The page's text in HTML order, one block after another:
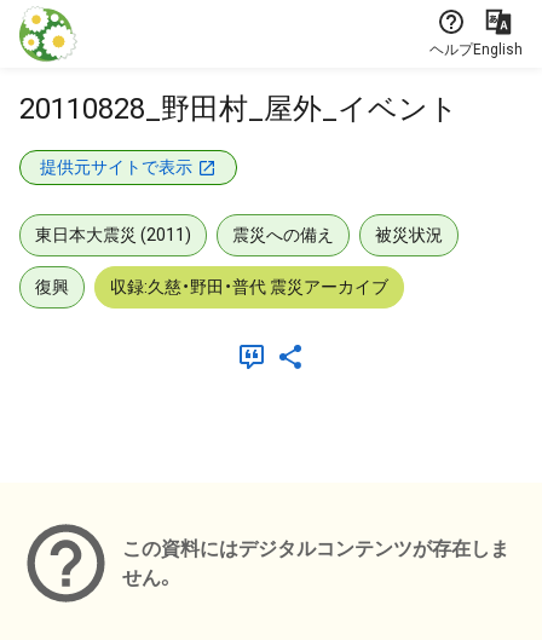
本文に飛ぶ
ヘルプEnglish
20110828_野田村_屋外_イベント
提供元サイトで表示
東日本大震災 (2011) 震災への備え 被災状況
復興 収録:久慈・野田・普代 震災アーカイブ
この資料にはデジタルコンテンツが存在しま
せん。